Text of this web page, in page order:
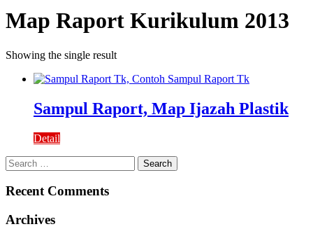
Map Raport Kurikulum 2013
Showing the single result
Sampul Raport, Map Ijazah Plastik
Detail
Search
for:
Recent Comments
Archives